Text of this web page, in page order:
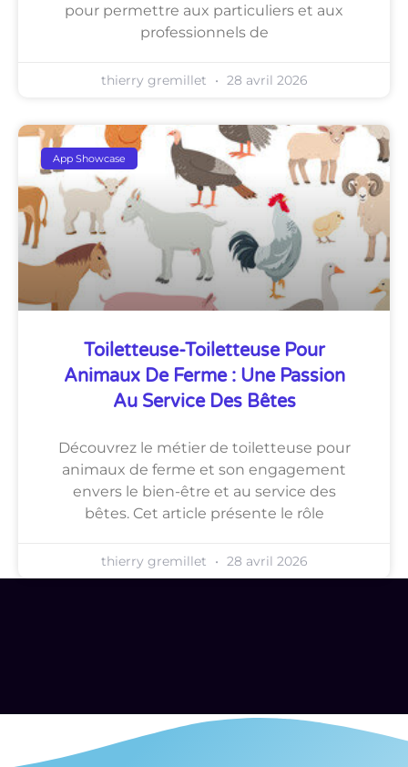
pour permettre aux particuliers et aux
professionnels de
thierry gremillet 28 avril 2026
App Showcase
Toiletteuse-Toiletteuse Pour
Animaux De Ferme : Une Passion
Au Service Des Bêtes
Découvrez le métier de toiletteuse pour
animaux de ferme et son engagement
envers le bien-être et au service des
bêtes. Cet article présente le rôle
thierry gremillet 28 avril 2026